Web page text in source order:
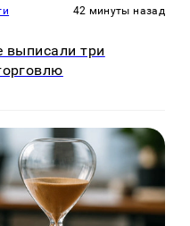
42 минуты назад
выписали три